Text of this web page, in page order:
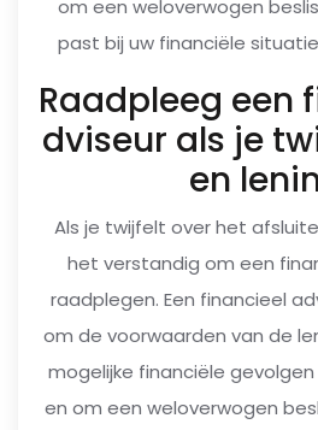
om een weloverwogen
past bij uw financiële
Raadpleeg een
dviseur als je
en
Als je twijfelt over het
het verstandig om een
raadplegen. Een financieel
om de voorwaarden van de
mogelijke financiële
en om een weloverwogen